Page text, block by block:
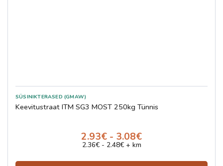
SÜSINIKTERASED (GMAW)
Keevitustraat ITM SG3 MOST 250kg Tünnis
2.93€ - 3.08€
2.36€ - 2.48€ + km